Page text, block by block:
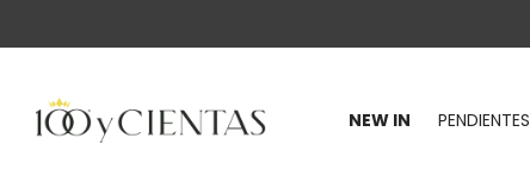
NEW IN PENDIENTES